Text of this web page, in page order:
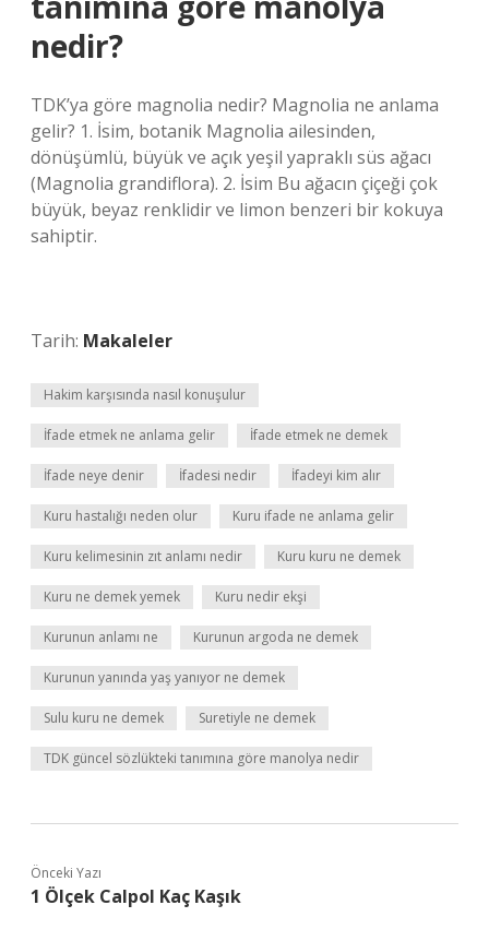
nedir?
TDK’ya göre magnolia nedir? Magnolia ne anlama
gelir? 1. İsim, botanik Magnolia ailesinden,
dönüşümlü, büyük ve açık yeşil yapraklı süs ağacı
(Magnolia grandiflora). 2. İsim Bu ağacın çiçeği çok
büyük, beyaz renklidir ve limon benzeri bir kokuya
sahiptir.
Tarih: Makaleler
Hakim karşısında nasıl konuşulur
İfade etmek ne anlama gelir İfade etmek ne demek
İfade neye denir İfadesi nedir İfadeyi kim alır
Kuru hastalığı neden olur Kuru ifade ne anlama gelir
Kuru kelimesinin zıt anlamı nedir Kuru kuru ne demek
Kuru ne demek yemek Kuru nedir ekşi
Kurunun anlamı ne Kurunun argoda ne demek
Kurunun yanında yaş yanıyor ne demek
Sulu kuru ne demek Suretiyle ne demek
TDK güncel sözlükteki tanımına göre manolya nedir
Önceki Yazı
1 Ölçek Calpol Kaç Kaşık